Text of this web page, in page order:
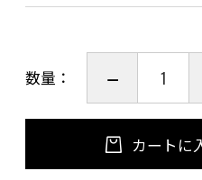
Silk 67%
Polyester 24%
数量：
カートに